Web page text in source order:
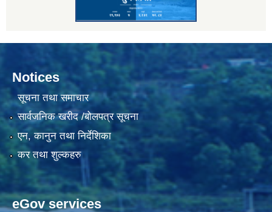
Notices
सूचना तथा समाचार
सार्वजनिक खरीद /बोलपत्र सूचना
एन, कानुन तथा निर्देशिका
कर तथा शुल्कहरु
eGov services